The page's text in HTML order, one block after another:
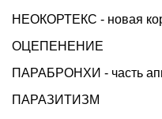
НЕОКОРТЕКС - новая
ОЦЕПЕНЕНИЕ
ПАРАБРОНХИ - часть
ПАРАЗИТИЗМ